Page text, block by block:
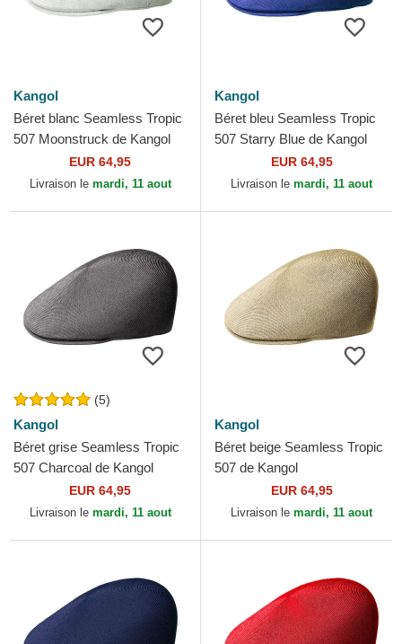
Kangol
Béret blanc Seamless Tropic
507 Moonstruck de Kangol
EUR 64,95
Livraison le mardi, 11 aout
Kangol
Béret bleu Seamless Tropic
507 Starry Blue de Kangol
EUR 64,95
Livraison le mardi, 11 aout
(5)
Kangol
Béret grise Seamless Tropic
507 Charcoal de Kangol
EUR 64,95
Livraison le mardi, 11 aout
Kangol
Béret beige Seamless Tropic
507 de Kangol
EUR 64,95
Livraison le mardi, 11 aout